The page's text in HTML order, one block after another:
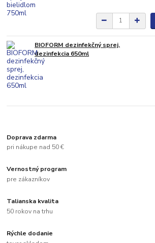
BIOFORM dezinfekčný sprej,
dezinfekcia 650ml
Doprava zdarma
pri nákupe nad 50 €
Vernostný program
pre zákazníkov
Talianska kvalita
50 rokov na trhu
Rýchle dodanie